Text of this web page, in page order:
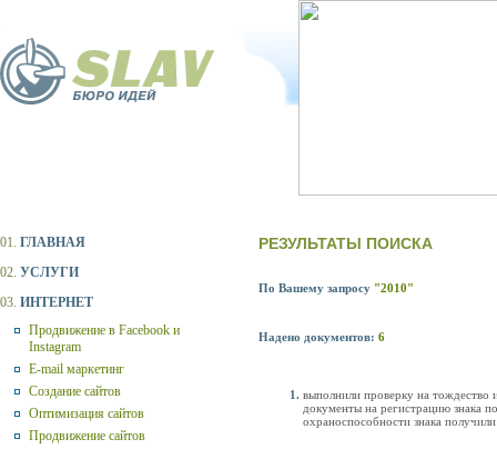
01. ГЛАВНАЯ
02. УСЛУГИ
03. ИНТЕРНЕТ
Продвижение в Facebook и
Instagram
E-mail маркетинг
Создание сайтов
Оптимизация сайтов
Продвижение сайтов
РЕЗУЛЬТАТЫ ПОИСКА
По Вашему запросу "2010"
Надено документов: 6
выполнили проверку на тождество
документы на регистрацию знака
охраноспособности знака